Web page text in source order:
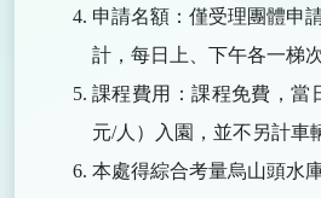
申請名額：僅受理團體申
計，每日上、下午各一梯
課程費用：課程免費，當
元/人）入園，並不另計車
本處得綜合考量烏山頭水